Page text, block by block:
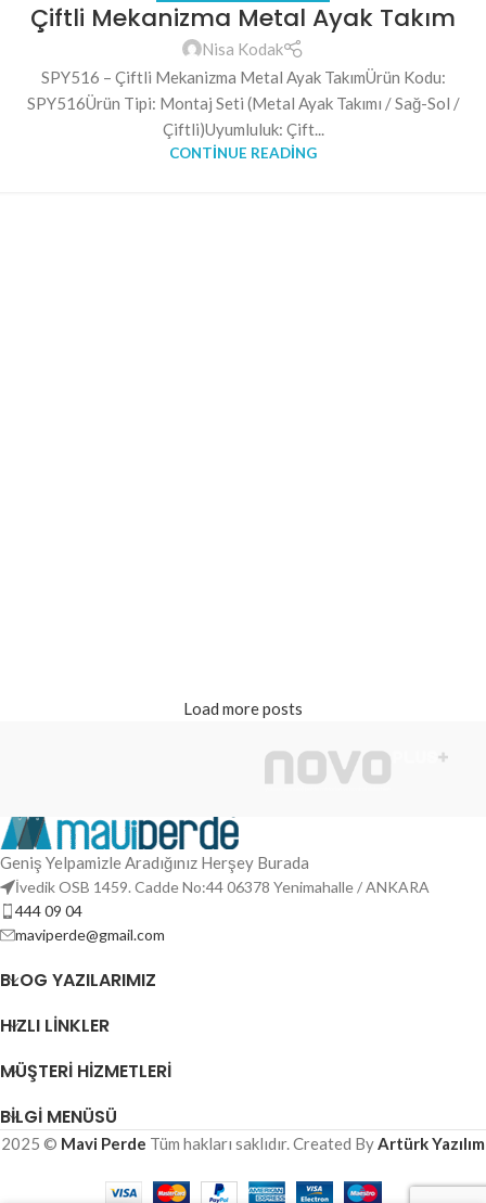
NISÇiftli Mekanizma Metal Ayak Takım
Nisa Kodak
SPY516 – Çiftli Mekanizma Metal Ayak TakımÜrün Kodu:
SPY516Ürün Tipi: Montaj Seti (Metal Ayak Takımı / Sağ-Sol /
Çiftli)Uyumluluk: Çift...
CONTINUE READING
Load more posts
Geniş Yelpamizle Aradığınız Herşey Burada
İvedik OSB 1459. Cadde No:44 06378 Yenimahalle / ANKARA
444 09 04
maviperde@gmail.com
BLOG YAZILARIMIZ
HIZLI LINKLER
MÜŞTERI HIZMETLERI
BILGI MENÜSÜ
2025 © Mavi Perde Tüm hakları saklıdır. Created ByArtürk Yazılım